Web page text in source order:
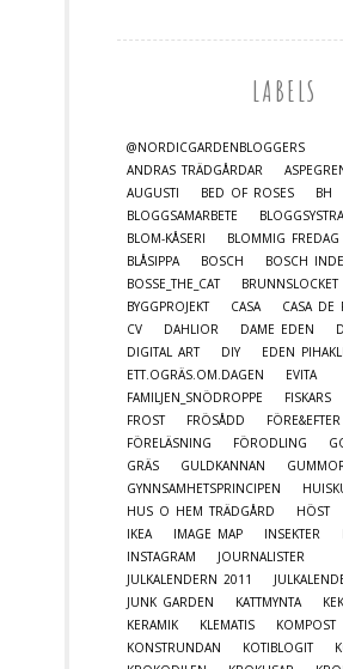
LABELS
@NORDICGARDENBLOGGERS
ANDRAS TRÄDGÅRDAR
AUGUSTI
BED OF ROSES
BH
BLOGGSAMARBETE
BLOM-KÅSERI
BLOMMIG FREDAG
BLÅSIPPA
BOSCH
BOSCH
BOSSE_THE_CAT
BRUNNSLOCKET
BYGGPROJEKT
CASA CASA DE
CV
DAHLIOR DAME EDEN
DIGITAL ART
DIY EDEN
ETT.OGRÄS.OM.DAGEN
EVITA
FAMILJEN_SNÖDROPPE
FISKARS
FROST
FRÖSÅDD
FÖRE&EFTER
FÖRELÄSNING
FÖRODLING
GRÄS
GULDKANNAN
GYNNSAMHETSPRINCIPEN
HUS O HEM TRÄDGÅRD
HÖST
IKEA
IMAGE MAP INSEKTER
INSTAGRAM
JOURNALISTER
JULKALENDERN 2011
JUNK GARDEN
KATTMYNTA
KERAMIK
KLEMATIS KOMPOST
KONSTRUNDAN
KOTIBLOGIT